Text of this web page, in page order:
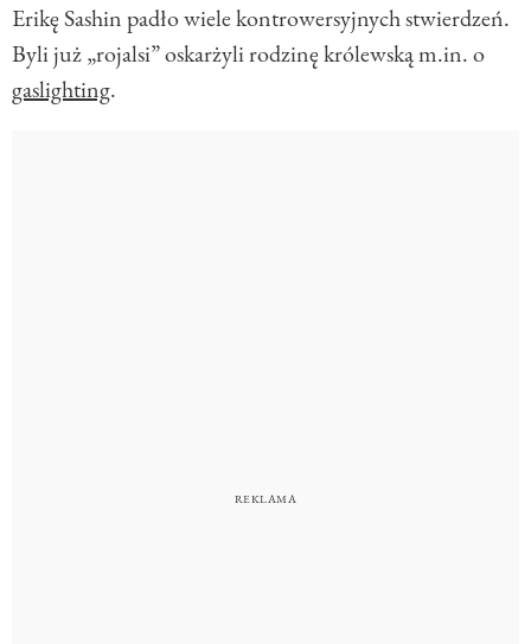
Erikę Sashin padło wiele kontrowersyjnych stwierdzeń.
Byli już „rojalsi” oskarżyli rodzinę królewską m.in. o
gaslighting.